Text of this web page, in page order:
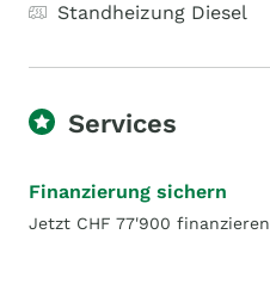
Standheizung Diesel
Services
Finanzierung sichern
Jetzt CHF 77'900 finanzieren